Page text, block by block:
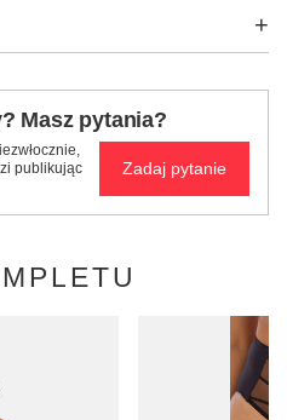
Masz pytania?
publikując
Zadaj pytanie